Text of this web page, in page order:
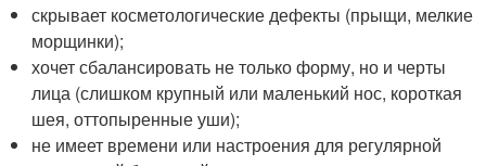
скрывает косметологические дефекты (прыщи, мелкие
морщинки);
хочет сбалансировать не только форму, но и черты
лица (слишком крупный или маленький нос, короткая
шея, оттопыренные уши);
не имеет времени или настроения для регулярной